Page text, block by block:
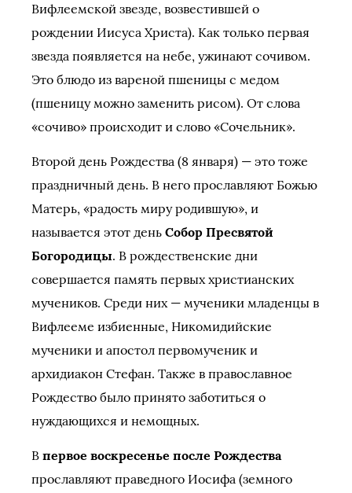
Вифлеемской звезде, возвестившей о
рождении Иисуса Христа). Как только первая
звезда появляется на небе, ужинают сочивом.
Это блюдо из вареной пшеницы с медом
(пшеницу можно заменить рисом). От слова
«сочиво» происходит и слово «Сочельник».
Второй день Рождества (8 января) — это тоже
праздничный день. В него прославляют Божью
Матерь, «радость миру родившую», и
называется этот день Собор Пресвятой
Богородицы. В рождественские дни
совершается память первых христианских
мучеников. Среди них — мученики младенцы в
Вифлееме избиенные, Никомидийские
мученики и апостол первомученик и
архидиакон Стефан. Также в православное
Рождество было принято заботиться о
нуждающихся и немощных.
В первое воскресенье после Рождества
прославляют праведного Иосифа (земного